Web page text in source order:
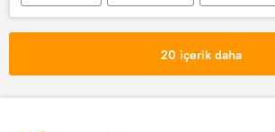
Cristiano Ronaldo
20 içerik daha